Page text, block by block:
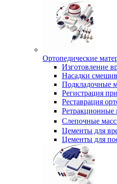
Ортопедические
Изготовление
Насадки
Подкладочные
Регистрация
Реставрация
Ретракционные
Слепочные
Цементы для
Цементы для